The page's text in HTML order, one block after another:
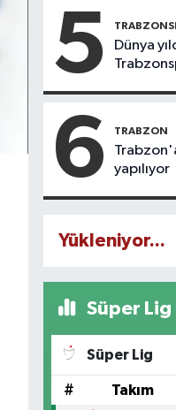
icazet
5
Dünya
6 TRABZON
yapılıyor
Yükleniyor...
Süper Lig
Süper Lig
# Takım